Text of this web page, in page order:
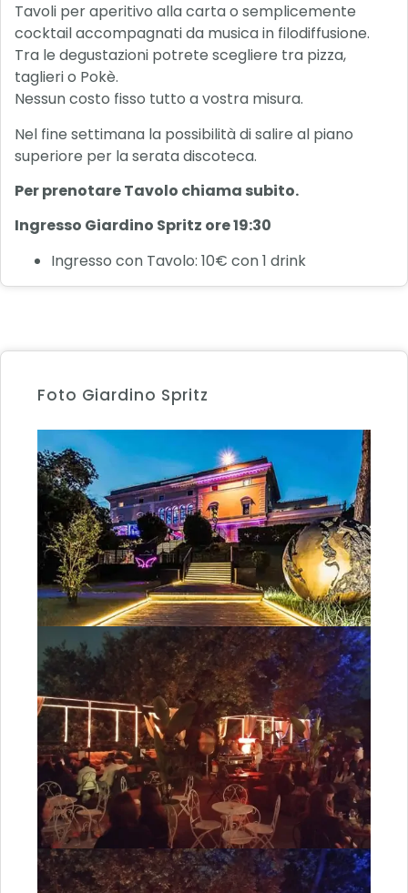
Tavoli per aperitivo alla carta o semplicemente
cocktail accompagnati da musica in filodiffusione.
Tra le degustazioni potrete scegliere tra pizza,
taglieri o Pokè.
Nessun costo fisso tutto a vostra misura.
Nel fine settimana la possibilità di salire al piano
superiore per la serata discoteca.
Per prenotare Tavolo chiama subito.
Ingresso Giardino Spritz ore 19:30
Ingresso con Tavolo: 10€ con 1 drink
Foto Giardino Spritz